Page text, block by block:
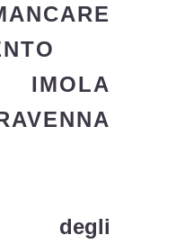
degli